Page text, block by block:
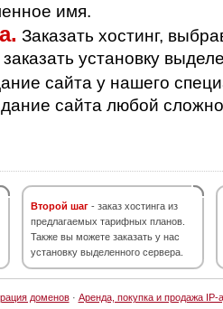
имя.
Заказать хостинг,
установку
сайта у нашего
сайта любой
Второй шаг - заказ хостинга из
предлагаемых тарифных планов.
Также вы можете заказать у нас
установку выделенного сервера.
доменов· Аренда, покупка и продажа IP-